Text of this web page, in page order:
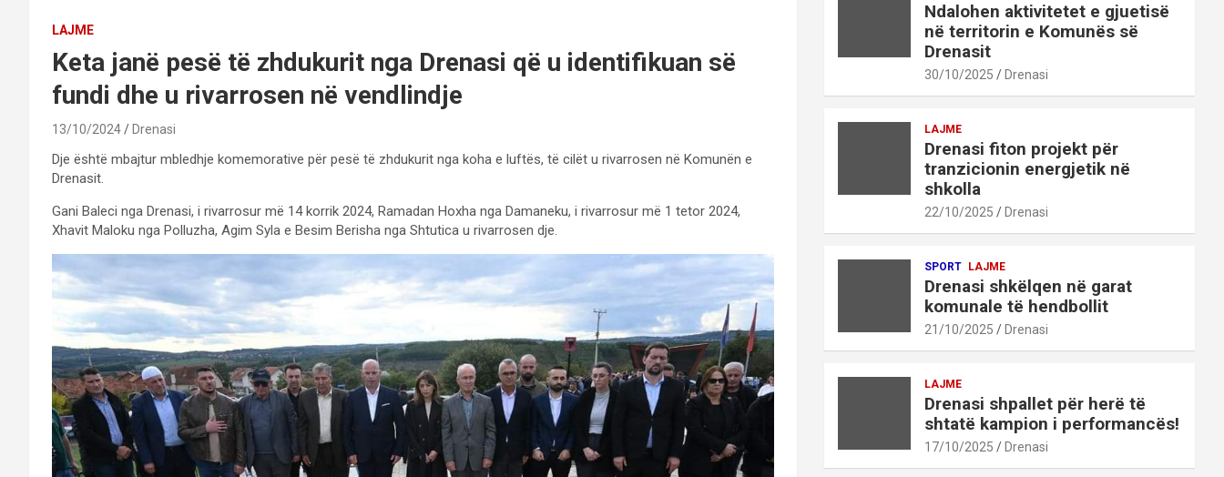
LAJME
Keta janë pesë të zhdukurit nga Drenasi që u identifikuan së
fundi dhe u rivarrosen në vendlindje
13/10/2024 Drenasi
Dje është mbajtur mbledhje komemorative për pesë të zhdukurit nga koha e luftës, të cilët u rivarrosen në Komunën e
Drenasit.
Gani Baleci nga Drenasi, i rivarrosur më 14 korrik 2024, Ramadan Hoxha nga Damaneku, i rivarrosur më 1 tetor 2024,
Xhavit Maloku nga Polluzha, Agim Syla e Besim Berisha nga Shtutica u rivarrosen dje.
Ndalohen aktivitetet e gjuetisë
në territorin e Komunës së
Drenasit
30/10/2025 Drenasi
LAJME
Drenasi fiton projekt për
tranzicionin energjetik në
shkolla
22/10/2025 Drenasi
SPORT LAJME
Drenasi shkëlqen në garat
komunale të hendbollit
21/10/2025 Drenasi
LAJME
Drenasi shpallet për herë të
shtatë kampion i performancës!
17/10/2025 Drenasi